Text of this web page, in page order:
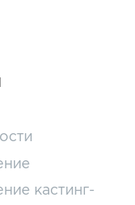
кастинг-